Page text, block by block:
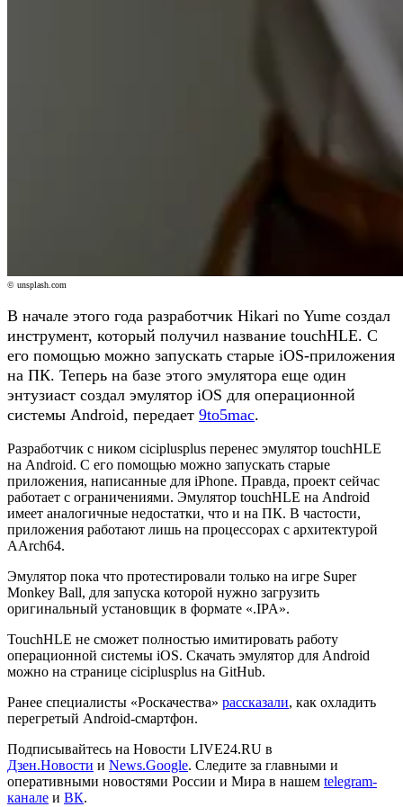
© unsplash.com
В начале этого года разработчик Hikari no Yume создал
инструмент, который получил название touchHLE. С
его помощью можно запускать старые iOS-приложения
на ПК. Теперь на базе этого эмулятора еще один
энтузиаст создал эмулятор iOS для операционной
системы Android, передает 9to5mac.
Разработчик с ником ciciplusplus перенес эмулятор touchHLE
на Android. С его помощью можно запускать старые
приложения, написанные для iPhone. Правда, проект сейчас
работает с ограничениями. Эмулятор touchHLE на Android
имеет аналогичные недостатки, что и на ПК. В частости,
приложения работают лишь на процессорах с архитектурой
AArch64.
Эмулятор пока что протестировали только на игре Super
Monkey Ball, для запуска которой нужно загрузить
оригинальный установщик в формате «.IPA».
TouchHLE не сможет полностью имитировать работу
операционной системы iOS. Скачать эмулятор для Android
можно на странице ciciplusplus на GitHub.
Ранее специалисты «Роскачества» рассказали, как охладить
перегретый Android-смартфон.
Подписывайтесь на Новости LIVE24.RU в
Дзен.Новости и News.Google. Следите за главными и
оперативными новостями России и Мира в нашем telegram-
канале и ВК.